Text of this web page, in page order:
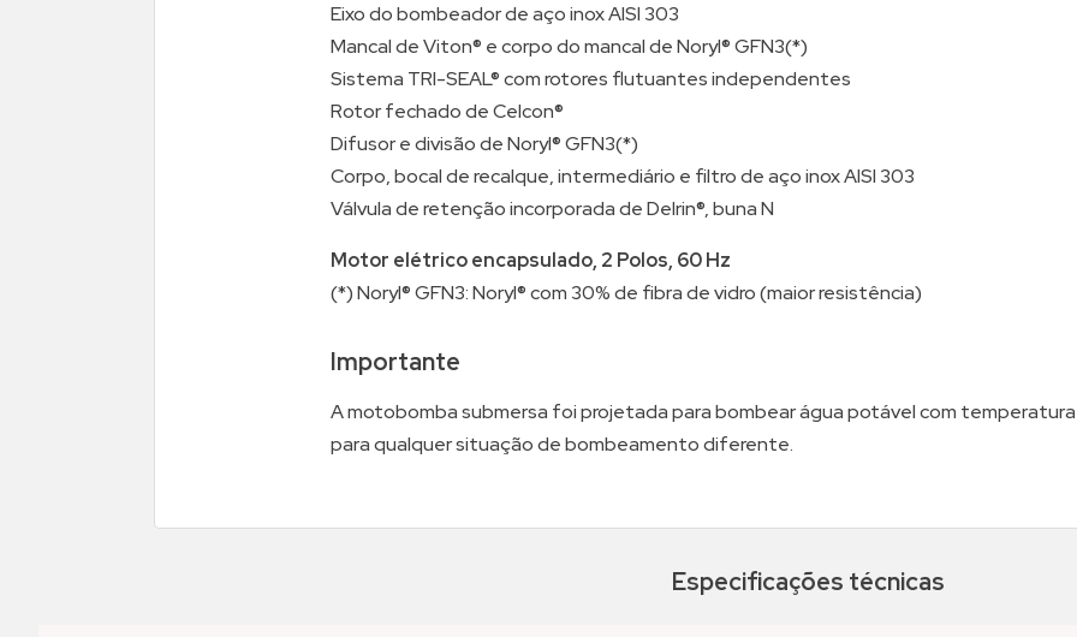
Eixo do bombeador de aço inox AISI 303
Mancal de Viton® e corpo do mancal de Noryl® GFN3(*)
Sistema TRI-SEAL® com rotores flutuantes independentes
Rotor fechado de Celcon®
Difusor e divisão de Noryl® GFN3(*)
Corpo, bocal de recalque, intermediário e filtro de aço inox AISI 303
Válvula de retenção incorporada de Delrin®, buna N
Motor elétrico encapsulado, 2 Polos, 60 Hz
(*) Noryl® GFN3: Noryl® com 30% de fibra de vidro (maior resistência)
Importante
A motobomba submersa foi projetada para bombear água potável com temperatura
para qualquer situação de bombeamento diferente.
Especificações técnicas